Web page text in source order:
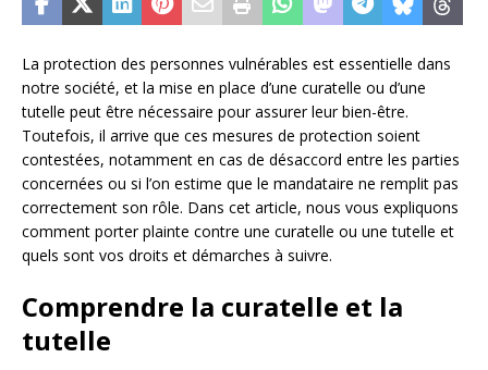
La protection des personnes vulnérables est essentielle dans
notre société, et la mise en place d’une curatelle ou d’une
tutelle peut être nécessaire pour assurer leur bien-être.
Toutefois, il arrive que ces mesures de protection soient
contestées, notamment en cas de désaccord entre les parties
concernées ou si l’on estime que le mandataire ne remplit pas
correctement son rôle. Dans cet article, nous vous expliquons
comment porter plainte contre une curatelle ou une tutelle et
quels sont vos droits et démarches à suivre.
Comprendre la curatelle et la
tutelle